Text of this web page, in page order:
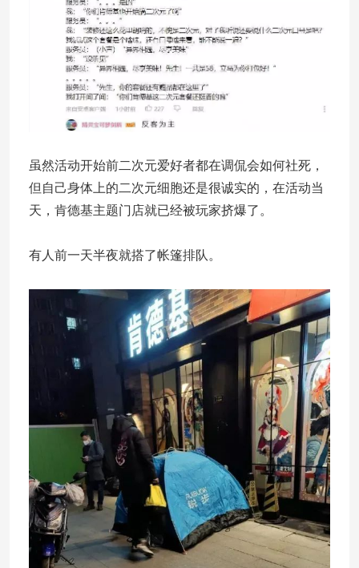
虽然活动开始前二次元爱好者都在调侃会如何社死，
但自己身体上的二次元细胞还是很诚实的，在活动当
天，肯德基主题门店就已经被玩家挤爆了。
有人前一天半夜就搭了帐篷排队。